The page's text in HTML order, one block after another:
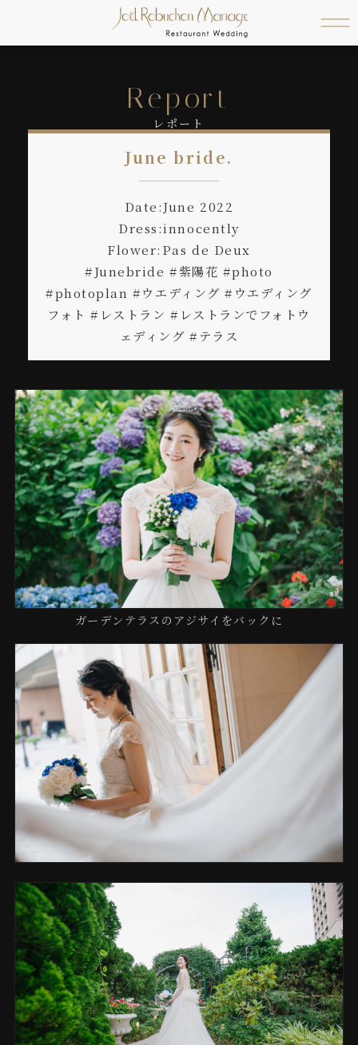
Report
レポート
June bride.
Date:June 2022
Dress:innocently
Flower:Pas de Deux
#Junebride #紫陽花 #photo
#photoplan #ウエディング #ウエディング
フォト #レストラン #レストランでフォトウ
ェディング #テラス
ガーデンテラスのアジサイをバックに